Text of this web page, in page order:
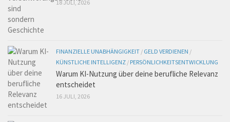
18 JULI, 2026
FINANZIELLE UNABHÄNGIGKEIT / GELD VERDIENEN /
KÜNSTLICHE INTELLIGENZ / PERSÖNLICHKEITSENTWICKLUNG
Warum KI-Nutzung über deine berufliche Relevanz
entscheidet
16 JULI, 2026